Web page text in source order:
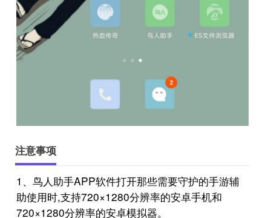
注意事项
1、鸟人助手APP软件打开那些需要守护的手游辅
助使用时,支持720×1280分辨率的安卓手机和
720×1280分辨率的安卓模拟器。